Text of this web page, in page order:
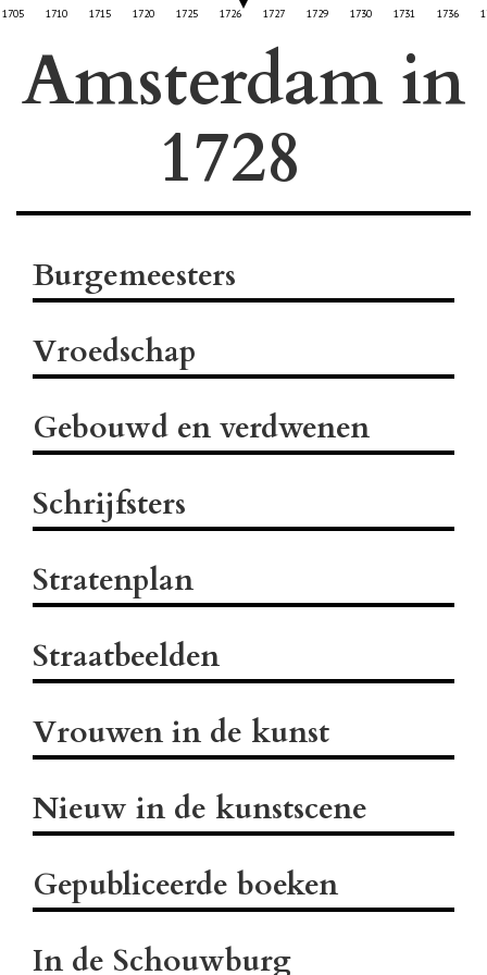
1705 1710 1715 1720 1725 1726 1727 1729 1730 1731 1736
Amsterdam in
Burgemeesters
Vroedschap
Gebouwd en verdwenen
Schrijfsters
Stratenplan
Straatbeelden
Vrouwen in de kunst
Nieuw in de kunstscene
Gepubliceerde boeken
In de Schouwburg